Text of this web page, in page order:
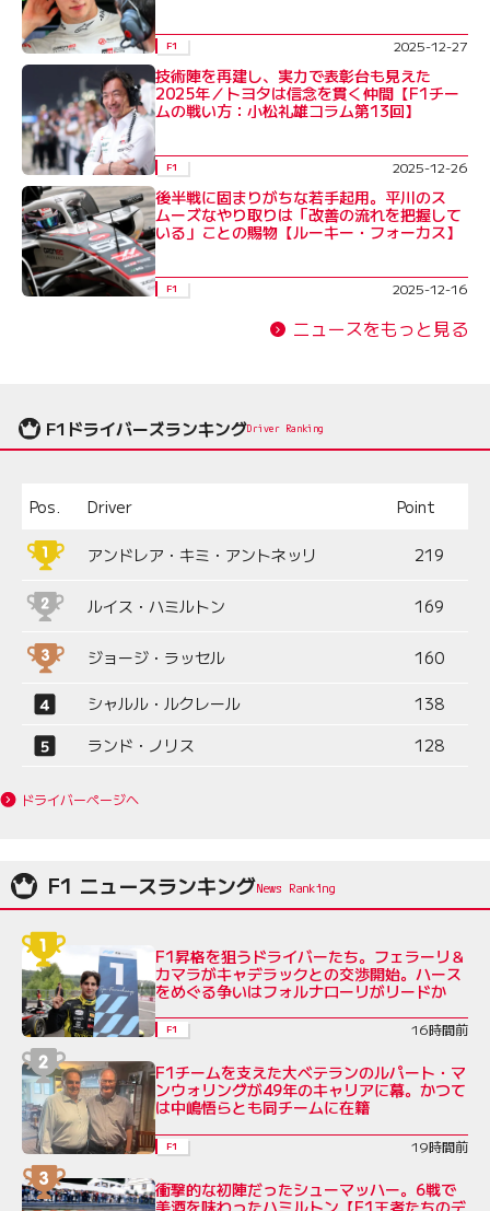
F1 2025-12-27
技術陣を再建し、実力で表彰台も見えた
2025年／トヨタは信念を貫く仲間【F1チー
ムの戦い方：小松礼雄コラム第13回】
F1 2025-12-26
後半戦に固まりがちな若手起用。平川のス
ムーズなやり取りは「改善の流れを把握して
いる」ことの賜物【ルーキー・フォーカス】
F1 2025-12-16
ニュースをもっと見る
F1ドライバーズランキングDriver Ranking
Pos. Driver Point
アンドレア・キミ・アントネッリ 219
ルイス・ハミルトン 169
ジョージ・ラッセル 160
シャルル・ルクレール
138
ランド・ノリス
128
ドライバーページへ
F1 ニュースランキング
F1昇格を狙うドライバーたち。フェラーリ＆
カマラがキャデラックとの交渉開始。ハース
をめぐる争いはフォルナローリがリードか
F1 16時間前
F1チームを支えた大ベテランのルパート・マ
ンウォリングが49年のキャリアに幕。かつて
は中嶋悟らとも同チームに在籍
F1 19時間前
衝撃的な初陣だったシューマッハー。6戦で
美酒を味わったハミルトン【F1王者たちのデ